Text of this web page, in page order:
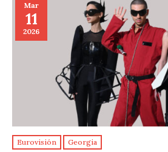
Mar
11
2026
Eurovisión Georgia